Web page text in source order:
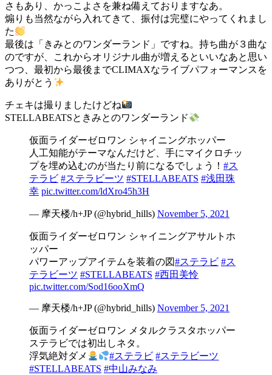
さもあり、かっこよさを兼ね備えておりますなあ。
煽りも当然ながら入れてきて、振付は完璧にやってくれまし
た
最後は「きみとのワンダーランド」ですね。持ち曲が３曲な
のですが、これからオリジナル曲が増えるといいなあと思い
つつ、最初から最後までCLIMAXなライブパフォーマンスを
ありがとう
チェキは撮りましたけどね
STELLABEATSときみとのワンダーランド
仮面ライダーゼロワン シャイニングホッパー
人工知能がテーマなんだけど、手にマイクロチッ
プを埋め込むのが当たり前になるでしょう！ #ス
テラビ #ステラビーツ #STELLABEATS #浅田珠
幸 pic.twitter.com/ldXro45h3H
— 摩天楼/h+JP (@hybrid_hills) November 5, 2021
仮面ライダーゼロワン シャイニングアサルトホ
ッパー
パワーアップアイテムを装着の図#ステラビ #ス
テラビーツ #STELLABEATS #西田美怜
pic.twitter.com/Sod16ooXmQ
— 摩天楼/h+JP (@hybrid_hills) November 5, 2021
仮面ライダーゼロワン メタルクラスタホッパー
ステラビでは初出しネタ。
浮気絶対ダメ
#ステラビ #ステラビーツ
#STELLABEATS #中山みなみ